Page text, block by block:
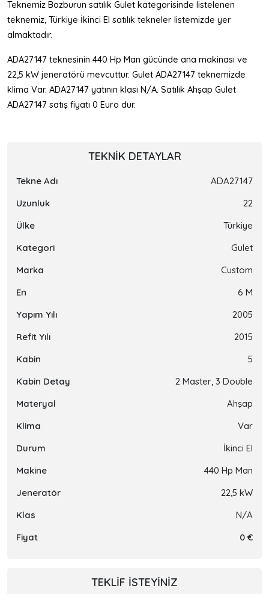
Teknemiz Bozburun satılık Gulet kategorisinde listelenen
teknemiz, Türkiye İkinci El satılık tekneler listemizde yer
almaktadır.
ADA27147 teknesinin 440 Hp Man gücünde ana makinası ve
22,5 kW jeneratörü mevcuttur. Gulet ADA27147 teknemizde
klima Var. ADA27147 yatının klası N/A. Satılık Ahşap Gulet
ADA27147 satış fiyatı 0 Euro dur.
TEKNIK DETAYLAR
Tekne Adı
ADA27147
Uzunluk
22
Ülke
Türkiye
Kategori
Gulet
Marka
Custom
En
6 M
Yapım Yılı
2005
Refit Yılı
2015
Kabin
5
Kabin Detay
2 Master, 3 Double
Materyal
Ahşap
Klima
Var
Durum
İkinci El
Makine
440 Hp Man
Jeneratör
22,5 kW
Klas
N/A
Fiyat
0 €
TEKLIF ISTEYINIZ